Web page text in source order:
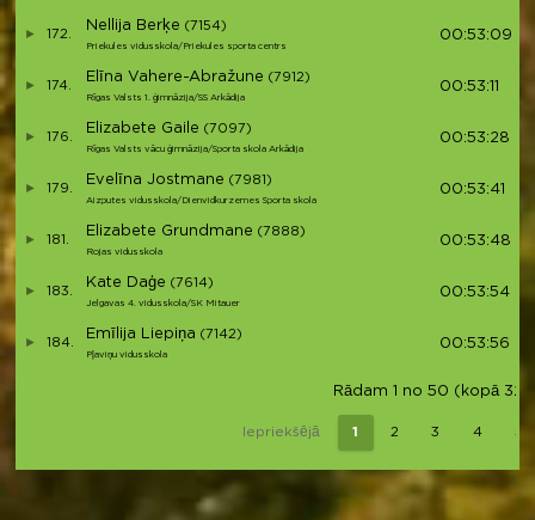
172.
Nellija Berķe (7154)
Priekules vidusskola/Priekules sporta centrs
00:53:09
174.
Elīna Vahere-Abražune (7912)
Rīgas Valsts 1. ģimnāzija/SS Arkādija
00:53:11
176.
Elizabete Gaile (7097)
Rīgas Valsts vācu ģimnāzija/Sporta skola Arkādija
00:53:28
179.
Evelīna Jostmane (7981)
Aizputes vidusskola/Dienvidkurzemes Sporta skola
00:53:41
181.
Elizabete Grundmane (7888)
Rojas vidusskola
00:53:48
183.
Kate Daģe (7614)
Jelgavas 4. vidusskola/SK Mitauer
00:53:54
184.
Emīlija Liepiņa (7142)
Pļaviņu vidusskola
00:53:56
Rādam 1 no 50 (kopā
Iepriekšējā 1 2 3 4 5